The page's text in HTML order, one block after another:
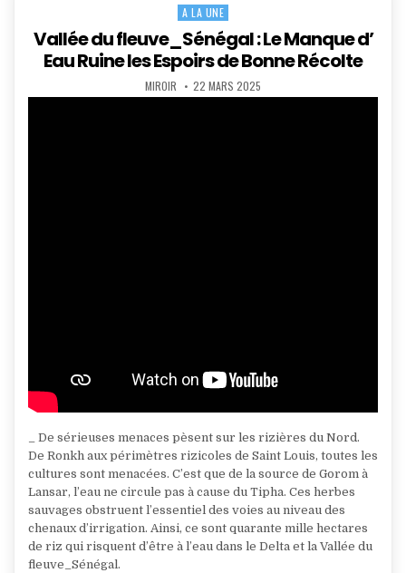
Posted
in
A LA UNE
Vallée du fleuve_Sénégal : Le Manque d’
Eau Ruine les Espoirs de Bonne Récolte
AUTHOR:
MIROIR PUBLISHED
DATE:
22 MARS 2025
_ De sérieuses menaces pèsent sur les rizières du Nord.
De Ronkh aux périmètres rizicoles de Saint Louis, toutes les
cultures sont menacées. C’est que de la source de Gorom à
Lansar, l’eau ne circule pas à cause du Tipha. Ces herbes
sauvages obstruent l’essentiel des voies au niveau des
chenaux d’irrigation. Ainsi, ce sont quarante mille hectares
de riz qui risquent d’être à l’eau dans le Delta et la Vallée du
fleuve_Sénégal.